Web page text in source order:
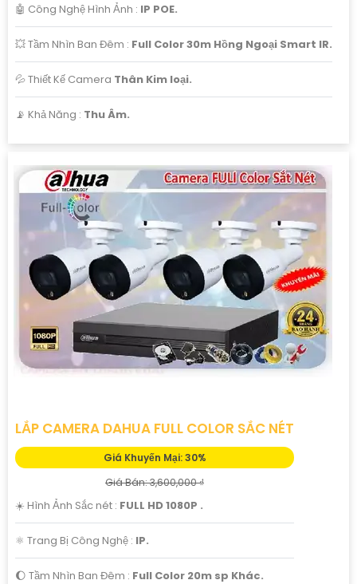
🤖️ Công Nghệ Hình Ảnh : IP POE.
💥 Tầm Nhìn Ban Đêm : Full Color 30m Hồng Ngoại Smart IR.
💦 Thiết Kế Camera Thân Kim loại.
️📡 Khả Năng : Thu Âm.
LẮP CAMERA DAHUA FULL COLOR SẮC NÉT
Giá Khuyến Mại: 30%
Giá Bán: 3,600,000 ₫
☀️ Hình Ảnh Sắc nét : FULL HD 1080P .
⚛️ Trang Bị Công Nghệ : IP.
🌔 Tầm Nhìn Ban Đêm : Full Color 20m sp Khác.